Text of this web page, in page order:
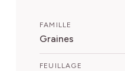
FAMILLE
Graines
FEUILLAGE